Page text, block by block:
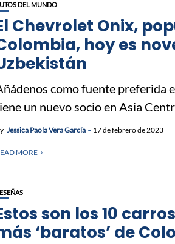
DEL MUNDO
Chevrolet Onix,
hoy es
como fuente preferida
un nuevo socio en Asia
Jessica Paola Vera García 17 de febrero de 2023
MORE
son los 10
‘baratos’ de